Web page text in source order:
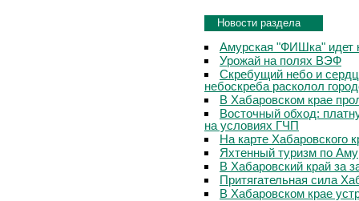
Новости раздела
Амурская "ФИШка" идет
Урожай на полях ВЭФ
Скребущий небо и
небоскреба расколол
В Хабаровском крае
Восточный обход:
на условиях ГЧП
На карте Хабаровского
Яхтенный туризм по
В Хабаровский край за
Притягательная сила
В Хабаровском крае